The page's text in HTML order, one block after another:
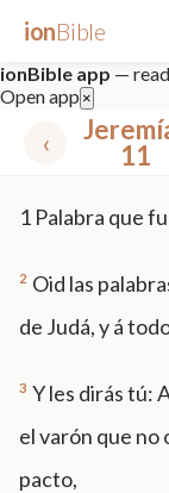
ionBible
ionBible app —
Open app ×
‹
11
1 Palabra que
2 Oid las
de Judá, y á
3 Y les dirás tú:
el varón que no
pacto,